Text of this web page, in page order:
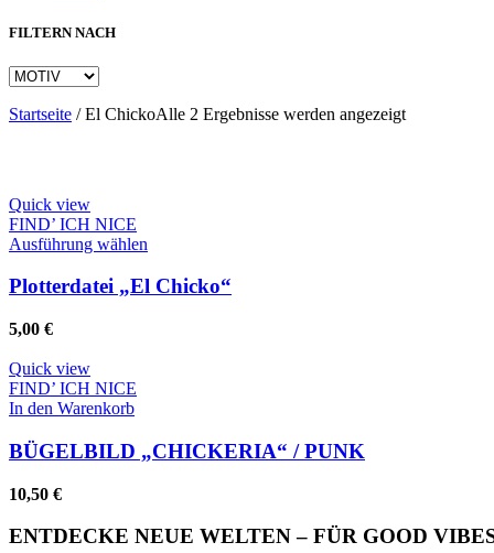
FILTERN NACH
Startseite /El ChickoAlle 2 Ergebnisse werden angezeigtNach
Quick view
FIND’ ICH NICE
Ausführung wählen
weist
der
Produktseite
Plotterdatei „El Chicko“
5,00 €
Quick view
FIND’ ICH NICE
In den Warenkorb
BÜGELBILD „CHICKERIA“ / PUNK
10,50 €
ENTDECKE NEUE WELTEN – FÜR GOOD